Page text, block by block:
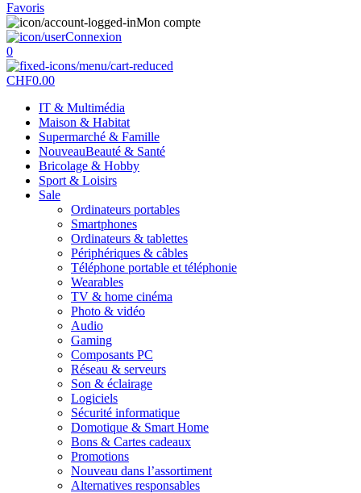
Favoris
Mon compte
Connexion
0
CHF0.00
IT & Multimédia
Maison & Habitat
Supermarché & Famille
NouveauBeauté & Santé
Bricolage & Hobby
Sport & Loisirs
Sale
Ordinateurs portables
Smartphones
Ordinateurs & tablettes
Périphériques & câbles
Téléphone portable et téléphonie
Wearables
TV & home cinéma
Photo & vidéo
Audio
Gaming
Composants PC
Réseau & serveurs
Son & éclairage
Logiciels
Sécurité informatique
Domotique & Smart Home
Bons & Cartes cadeaux
Promotions
Nouveau dans l’assortiment
Alternatives responsables